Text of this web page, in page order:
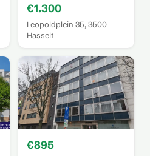
€1.300
Leopoldplein 35, 3500
Hasselt
€895